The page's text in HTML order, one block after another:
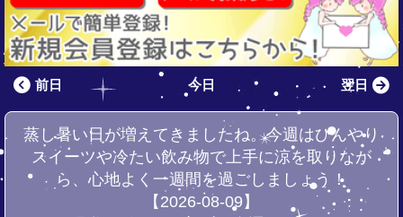
前日 今日 翌日
蒸し暑い日が増えてきましたね。今週はひんやり
スイーツや冷たい飲み物で上手に涼を取りなが
ら、心地よく一週間を過ごしましょう！
【2026-08-09】